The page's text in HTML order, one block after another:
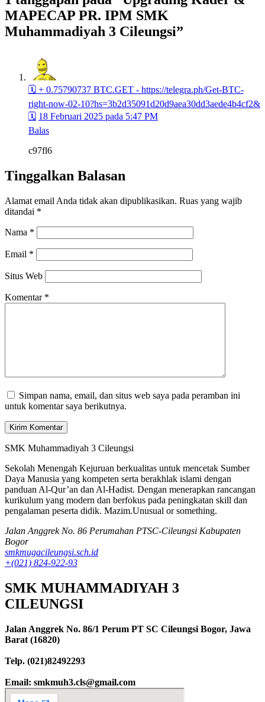
MAPECAP PR. IPM SMK
Muhammadiyah 3 Cileungsi”
🗓 + 0.75790737 BTC.GET - https://telegra.ph/Get-BTC-
right-now-02-10?hs=3b2d35091d20d9aea30dd3aede4b4cf2&
🗓 18 Februari 2025 pada 5:47 PM
Balas
c97fl6
Tinggalkan Balasan
Alamat email Anda tidak akan dipublikasikan. Ruas yang wajib
ditandai *
Nama *
Email *
Situs Web
Komentar *
Simpan nama, email, dan situs web saya pada peramban ini
untuk komentar saya berikutnya.
SMK Muhammadiyah 3 Cileungsi
Sekolah Menengah Kejuruan berkualitas untuk mencetak Sumber
Daya Manusia yang kompeten serta berakhlak islami dengan
panduan Al-Qur’an dan Al-Hadist. Dengan menerapkan rancangan
kurikulum yang modern dan berfokus pada peningkatan skill dan
pengalaman peserta didik. Mazim.Unusual or something.
Jalan Anggrek No. 86 Perumahan PTSC-Cileungsi Kabupaten
Bogor
smkmugacileungsi.sch.id
+(021) 824-922-93
SMK MUHAMMADIYAH 3
CILEUNGSI
Jalan Anggrek No. 86/1 Perum PT SC Cileungsi Bogor, Jawa
Barat (16820)
Telp. (021)82492293
Email: smkmuh3.cls@gmail.com